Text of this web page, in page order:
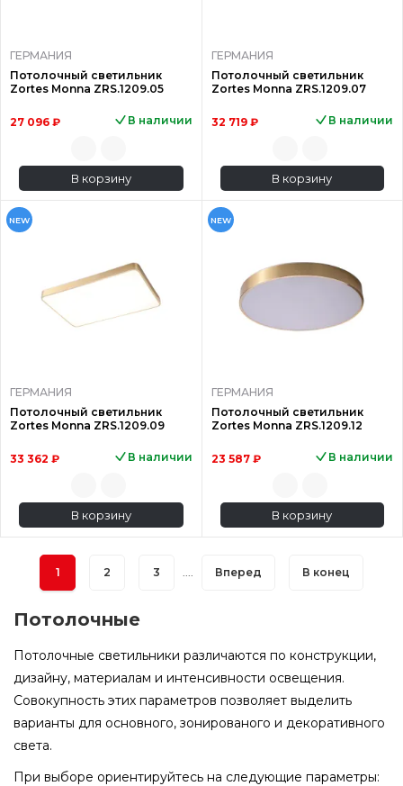
ГЕРМАНИЯ
Потолочный светильник
Zortes Monna ZRS.1209.05
27 096 ₽ В наличии
В корзину
ГЕРМАНИЯ
Потолочный светильник
Zortes Monna ZRS.1209.07
32 719 ₽ В наличии
В корзину
NEW
ГЕРМАНИЯ
Потолочный светильник
Zortes Monna ZRS.1209.09
33 362 ₽ В наличии
В корзину
NEW
ГЕРМАНИЯ
Потолочный светильник
Zortes Monna ZRS.1209.12
23 587 ₽ В наличии
В корзину
1 2 3 Вперед В конец
Потолочные
Потолочные светильники различаются по конструкции,
дизайну, материалам и интенсивности освещения.
Совокупность этих параметров позволяет выделить
варианты для основного, зонированого и декоративного
света.
При выборе ориентируйтесь на следующие параметры: